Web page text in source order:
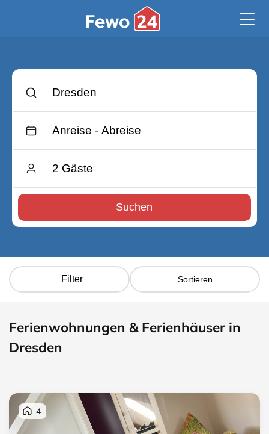
Suchen
Filter Sortieren
Ferienwohnungen & Ferienhäuser in
Dresden
4